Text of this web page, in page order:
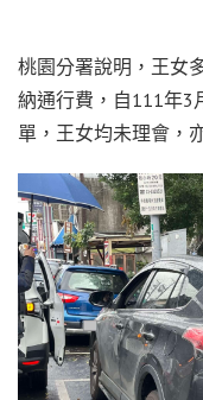
桃園分署說明，王女
納通行費，自111年3
單，王女均未理會，